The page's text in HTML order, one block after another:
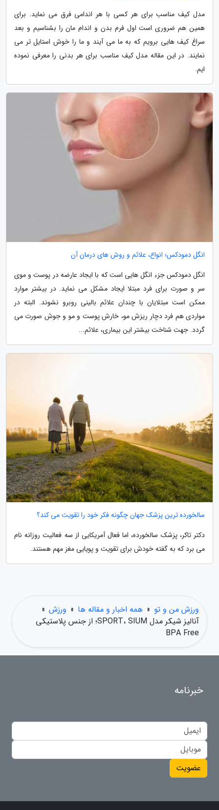
مدل کیف مناسب برای هر کسی با هر اندامی فرق می نماید. برای
همین هم ضروری است اول فرم بدن و اندام مان را بشناسیم و بعد
سراغ کیف هایی برویم که به ما می آیند و ما را خوش استایل تر می
نمایند. در این مقاله مدل کیف مناسب برای هر بدنی را معرفی نموده
ایم.
انگل دمودکس؛ انواع، علائم و روش های درمان آن
انگل دمودکس جزء انگل هایی است که با ایجاد عارضه در پوست و موی
سر و صورت برای فرد مبتلا ایجاد مشکل می نماید. در بیشتر موارد
ممکن است مبتلایان با چندان علائم بالینی روبرو نشوند. البته در
مواردی هم فرد دچار ریزش مو، خارش پوست و مو و جوش صورت می
گردد. جهت شناخت بیشتر این بیماری، علائم...
سالخورده ترین پزشک جهان چگونه فکر خود را تقویت می کند؟
دکتر تاکر، پزشک سالخورده، اما فعال آمریکایی از سه فعالیت روزانه نام
می برد که به گفته خودش برای تقویت و پویایی مغز مهم هستند.
ورزش من و تو » همه اخبار و مقاله ها » ورزش »
آنالیز شیکر مدل SPORT، SIUM؛ از جنس پلاستیکی
BPA Free
خبرنامه
عضویت